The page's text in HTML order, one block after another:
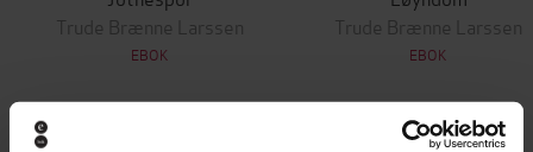
Trude Brænne Larssen
EBOK
Trude Brænne Larssen
EBOK